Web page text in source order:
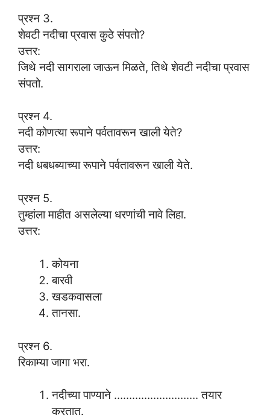
प्रश्न 3.
शेवटी नदीचा प्रवास कुठे संपतो?
उत्तर:
जिथे नदी सागराला जाऊन मिळते, तिथे शेवटी नदीचा प्रवास
संपतो.
प्रश्न 4.
नदी कोणत्या रूपाने पर्वतावरून खाली येते?
उत्तर:
नदी धबधब्याच्या रूपाने पर्वतावरून खाली येते.
प्रश्न 5.
तुम्हांला माहीत असलेल्या धरणांची नावे लिहा.
उत्तर:
कोयना
बारवी
खडकवासला
तानसा.
प्रश्न 6.
रिकाम्या जागा भरा.
नदीच्या पाण्याने ………………………. तयार
करतात.